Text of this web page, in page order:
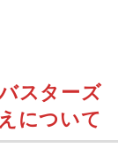
バスター
について